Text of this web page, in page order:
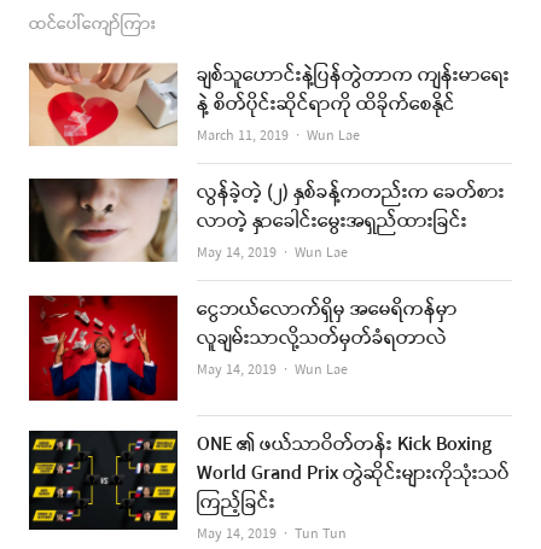
ထင်ပေါ်ကျော်ကြား
ချစ်သူဟောင်းနဲ့ပြန်တွဲတာက ကျန်းမာရေး
နဲ့ စိတ်ပိုင်းဆိုင်ရာကို ထိခိုက်စေနိုင်
March 11, 2019 Author
Wun Lae
လွန်ခဲ့တဲ့ (၂) နှစ်ခန့်ကတည်းက ခေတ်စား
လာတဲ့ နှာခေါင်းမွေးအရှည်ထားခြင်း
May 14, 2019 Author
Wun Lae
ငွေဘယ်လောက်ရှိမှ အမေရိကန်မှာ
လူချမ်းသာလို့သတ်မှတ်ခံရတာလဲ
May 14, 2019 Author
Wun Lae
ONE ၏ ဖယ်သာဝိတ်တန်း Kick Boxing
World Grand Prix တွဲဆိုင်းများကိုသုံးသပ်
ကြည့်ခြင်း
May 14, 2019 Author
Tun Tun